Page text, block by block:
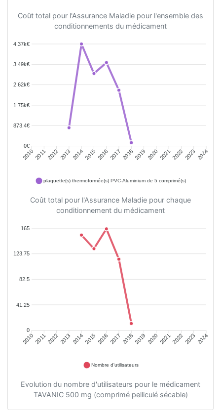
Coût total pour l'Assurance Maladie pour l'ensemble des
conditionnements du médicament
4.37k€
3.49k€
2.62k€
1.75k€
873.4€
0€
2010201120122013 20142015 2016 2017 20182019 2020 202120222023 2024
plaquette(s) thermoformée(s) PVC-Aluminium de 5 comprimé(s)
Coût total pour l'Assurance Maladie pour chaque
conditionnement du médicament
165
123.75
82.5
41.25
0
2010201120122013 20142015 2016 2017 20182019 2020 202120222023 2024
Nombre d'utilisateurs
Evolution du nombre d'utilisateurs pour le médicament
TAVANIC 500 mg (comprimé pelliculé sécable)